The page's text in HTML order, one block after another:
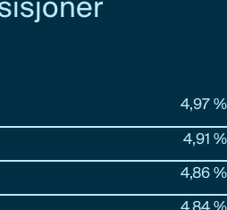
4,97 %
4,91 %
4,86 %